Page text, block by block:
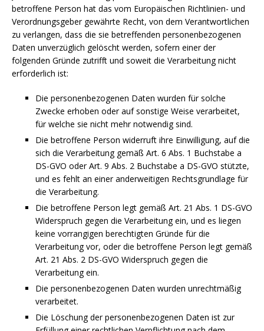
betroffene Person hat das vom Europäischen Richtlinien- und
Verordnungsgeber gewährte Recht, von dem Verantwortlichen
zu verlangen, dass die sie betreffenden personenbezogenen
Daten unverzüglich gelöscht werden, sofern einer der
folgenden Gründe zutrifft und soweit die Verarbeitung nicht
erforderlich ist:
Die personenbezogenen Daten wurden für solche
Zwecke erhoben oder auf sonstige Weise verarbeitet,
für welche sie nicht mehr notwendig sind.
Die betroffene Person widerruft ihre Einwilligung, auf die
sich die Verarbeitung gemäß Art. 6 Abs. 1 Buchstabe a
DS-GVO oder Art. 9 Abs. 2 Buchstabe a DS-GVO stützte,
und es fehlt an einer anderweitigen Rechtsgrundlage für
die Verarbeitung.
Die betroffene Person legt gemäß Art. 21 Abs. 1 DS-GVO
Widerspruch gegen die Verarbeitung ein, und es liegen
keine vorrangigen berechtigten Gründe für die
Verarbeitung vor, oder die betroffene Person legt gemäß
Art. 21 Abs. 2 DS-GVO Widerspruch gegen die
Verarbeitung ein.
Die personenbezogenen Daten wurden unrechtmäßig
verarbeitet.
Die Löschung der personenbezogenen Daten ist zur